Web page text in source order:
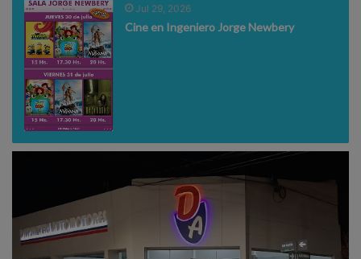
Jul 29, 2026
Cine en Ingeniero Jorge Newbery